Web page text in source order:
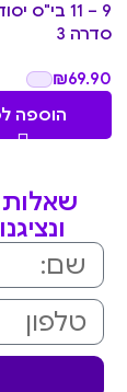
9 – 11 בי"ס
סדרה 3
₪69.90
הוספה